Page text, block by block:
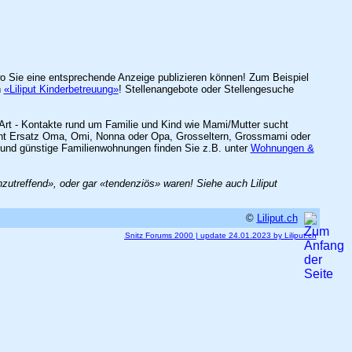
eine entsprechende Anzeige publizieren können! Zum Beispiel
«Liliput Kinderbetreuung»! Stellenangebote oder Stellengesuche
- Kontakte rund um Familie und Kind wie Mami/Mutter sucht
Ersatz Oma, Omi, Nonna oder Opa, Grosseltern, Grossmami oder
günstige Familienwohnungen finden Sie z.B. unter Wohnungen &
oder gar «tendenziös» waren! Siehe auch Liliput
© Liliput.ch
Snitz Forums 2000 | update 24.01.2023 by Liliput.ch